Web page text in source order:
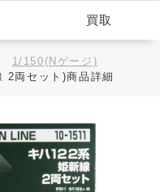
買取
1/150(Nゲージ)
2両セット)商品詳細